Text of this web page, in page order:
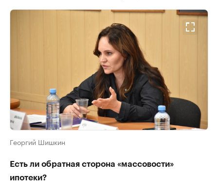
Георгий Шишкин
Есть ли обратная сторона «массовости»
ипотеки?